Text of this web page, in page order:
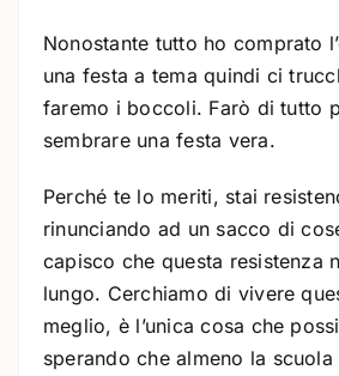
Nonostante tutto ho comprato
una festa a tema quindi ci
faremo i boccoli. Farò di tutto
sembrare una festa vera.
Perché te lo meriti, stai
rinunciando ad un sacco di
capisco che questa resistenza
lungo. Cerchiamo di vivere
meglio, è l’unica cosa che
sperando che almeno la